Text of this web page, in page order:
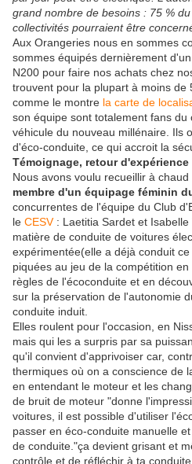
grand nombre de besoins : 75 %
collectivités pourraient être
Aux Orangeries nous en sommes
sommes équipés dernièrement
N200 pour faire nos achats chez
trouvent pour la plupart à moins de
comme le montre la carte de
son équipe sont totalement fans
véhicule du nouveau millénaire. Ils
d'éco-conduite, ce qui accroit la
Témoignage, retour d'expérience
Nous avons voulu recueillir à chaud
membre d'un équipage féminin
concurrentes de l'équipe du Club
le CESV: Laetitia Sardet et Isabelle
matière de conduite de voitures
expérimentée(elle a déjà conduit
piquées au jeu de la compétition
règles de l'écoconduite et en
sur la préservation de l'autonomie
conduite induit.
Elles roulent pour l'occasion, en
mais qui les a surpris par sa
qu'il convient d'apprivoiser car,
thermiques où on a conscience de
en entendant le moteur et les
de bruit de moteur "donne
voitures, il est possible d'utiliser
passer en éco-conduite manuelle
de conduite."ça devient grisant et
contrôle et de réfléchir à ta